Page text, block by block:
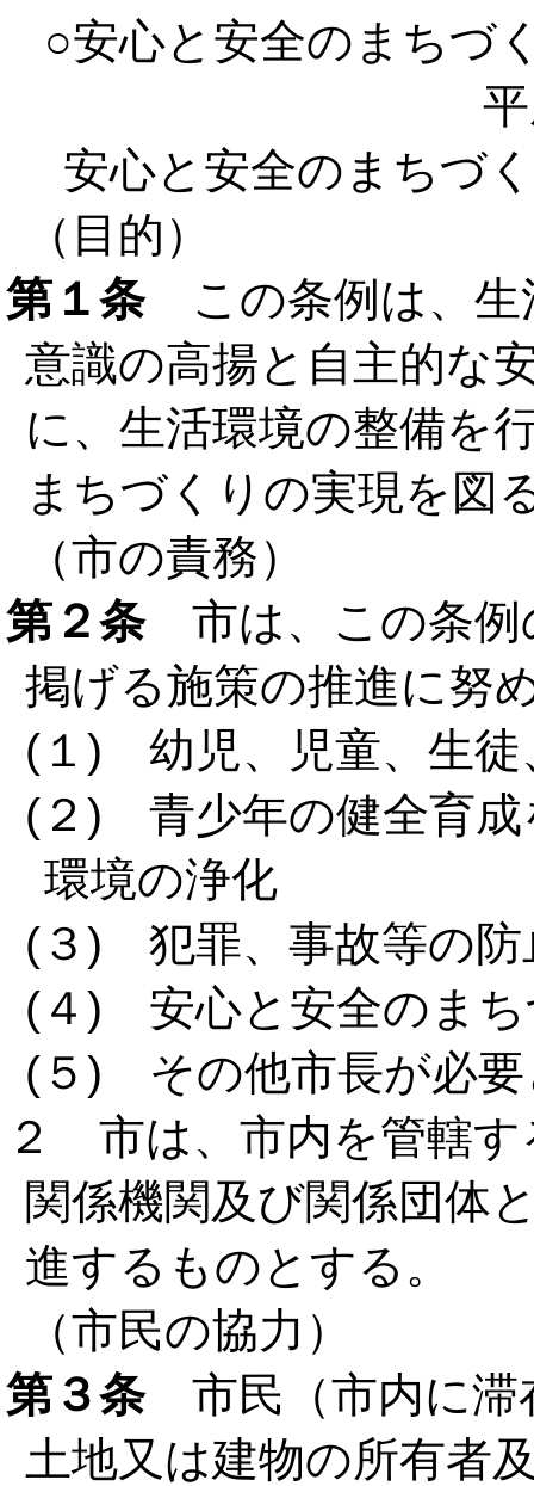
○安心と安全のまちづ
安心と安全のまちづ
（目的）
第１条この条例は、生
意識の高揚と自主的な
に、生活環境の整備を
まちづくりの実現を図
（市の責務）
第２条市は、この条例
掲げる施策の推進に努
(１) 幼児、児童、生徒
(２) 青少年の健全育成
環境の浄化
(３) 犯罪、事故等の防
(４) 安心と安全のまち
(５) その他市長が必要
２ 市は、市内を管轄す
関係機関及び関係団体
進するものとする。
（市民の協力）
第３条市民（市内に滞
土地又は建物の所有者